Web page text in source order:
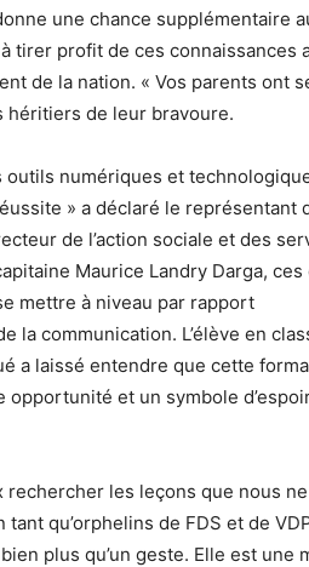
une chance supplémentaire
tirer profit de ces connaissances
de la nation. « Vos parents ont
héritiers de leur bravoure.
outils numériques et
» a déclaré le représentant
de l’action sociale et des
Maurice Landry Darga,
mettre à niveau par rapport
la communication. L’élève en
a laissé entendre que cette
et un symbole
les leçons que nous
qu’orphelins de FDS et de
plus qu’un geste. Elle est une